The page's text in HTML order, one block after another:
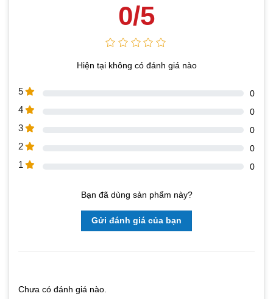
0/5
Hiện tại không có đánh giá nào
5 0
4 0
3 0
2 0
1 0
Bạn đã dùng sản phẩm này?
Gửi đánh giá của bạn
Chưa có đánh giá nào.